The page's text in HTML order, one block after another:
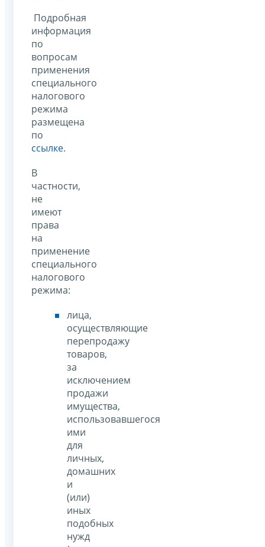
Подробная
информация
по
вопросам
применения
специального
налогового
режима
размещена
по
ссылке.
В
частности,
не
имеют
права
на
применение
специального
налогового
режима:
лица,
осуществляющие
перепродажу
товаров,
за
исключением
продажи
имущества,
использовавшегося
ими
для
личных,
домашних
и
(или)
иных
подобных
нужд